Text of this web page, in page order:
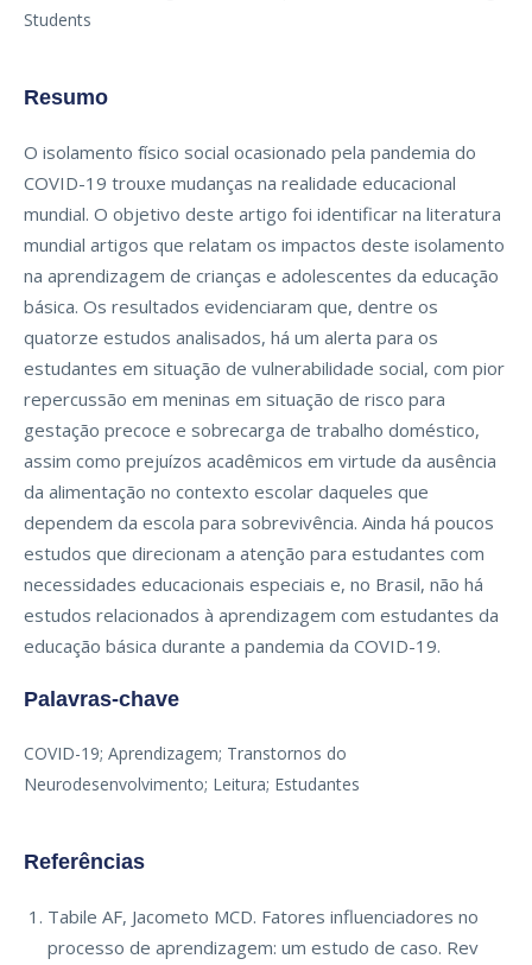
Students
Resumo
O isolamento físico social ocasionado pela pandemia do
COVID-19 trouxe mudanças na realidade educacional
mundial. O objetivo deste artigo foi identificar na literatura
mundial artigos que relatam os impactos deste isolamento
na aprendizagem de crianças e adolescentes da educação
básica. Os resultados evidenciaram que, dentre os
quatorze estudos analisados, há um alerta para os
estudantes em situação de vulnerabilidade social, com pior
repercussão em meninas em situação de risco para
gestação precoce e sobrecarga de trabalho doméstico,
assim como prejuízos acadêmicos em virtude da ausência
da alimentação no contexto escolar daqueles que
dependem da escola para sobrevivência. Ainda há poucos
estudos que direcionam a atenção para estudantes com
necessidades educacionais especiais e, no Brasil, não há
estudos relacionados à aprendizagem com estudantes da
educação básica durante a pandemia da COVID-19.
Palavras-chave
COVID-19; Aprendizagem; Transtornos do
Neurodesenvolvimento; Leitura; Estudantes
Referências
Tabile AF, Jacometo MCD. Fatores influenciadores no
processo de aprendizagem: um estudo de caso. Rev